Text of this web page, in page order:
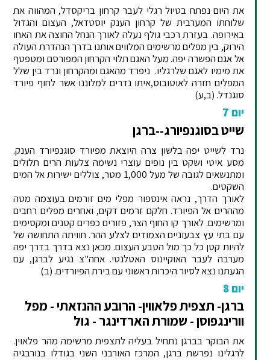
את היום נפתח בטיול רגלי לעבר קרחון בריקסדל, המהווה את
שלוחתו המערבית של קרחון הענק יוסטדאל, העצום והגדול
באירופה. בעזרת רכבי גולף נעלה לאורך הנחל החוצה את האחו
הירוק, בין מפלים מרשימים המלווים אותנו בדרך הנהדרת העולה
אל אגם הפשרה יפה. מעל האגם תלוי הקרחון המפורסם ומטפטף
את מימיו לאגם שלרגליו. ניפרד מהאגם ומהקרחון ונרד בין שלל
המפלים חזרה לאוטובוס,איתו נדרים למלוננו אשר לחוף פיורד
סוגנדל. (ב,ע)
יום 7
שייט בסוגנפיורג--ברגן
נרד לשייט יפה בלשון צרה היוצאת מפיורד סוגנפיורד הענק.
מסע איטי ושקט בין נופים עוצרי נשימה צלעות הרים תלולים
ומתנשאים לגובה של מעל 1,000 מטר, צוללים ישירות אל המים
השקטים.
לאורך הדרך, נראה אינספור מפלי מים זורמים בעוצמה מטה
מההרים אל הפיורד. חלקם זרמים דקים, ואחרים מפלים רחבים
ומרשימים. לאורך קו החוף הצר, פזורים כפרים קטנים ומקסימים
עם בתי עץ צבעוניים הצמודים לצלע ההר. חוויתה התחושה של
להיות קטן כל כך מול הטבע העצום. מכאן נצא בדרך בדרך יפה
מערבה לעבר האוקיינוס האטלנטי. אחה"צ נגיע לברגן, עם
הגעתנו נצא לסיור היכרות ראשוני עם בירת הפיורדים. (ב)
יום 8
ברגן- תצפית פלאווין- הרובע ההנזאתי - מפל
וורינגפוסן - שמורת הארדינגר - גול
את הבוקר בברגן נתחיל בעליה לתצפית מרשימה מהר פלאוין.
לרגלינו נפרשת ברגן, המרכז האורבני השני בגודלו בנורבגיה